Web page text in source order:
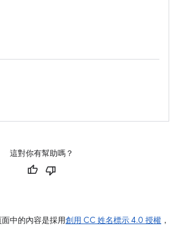
這對你有幫助嗎？
中的內容是採用創用 CC 姓名標示 4.0 授權 ，